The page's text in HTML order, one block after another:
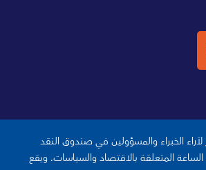
الخبراء والمسؤولين في صندوق النقد
المتعلقة بالاقتصاد والسياسات. ويقع